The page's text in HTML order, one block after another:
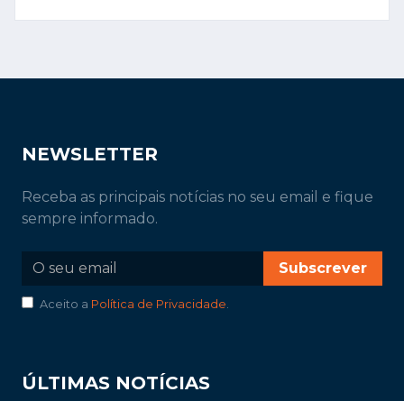
NEWSLETTER
Receba as principais notícias no seu email e fique
sempre informado.
Subscrever
Aceito a Política de Privacidade
ÚLTIMAS NOTÍCIAS